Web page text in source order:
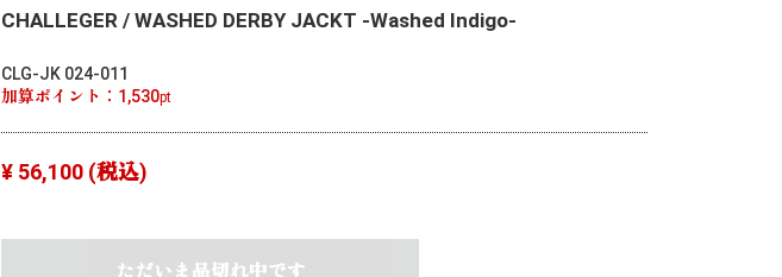
CHALLEGER / WASHED DERBY JACKT -Washed Indigo-
CLG-JK 024-011
加算ポイント： 1,530pt
¥ 56,100 (税込)
ただいま品切れ中です